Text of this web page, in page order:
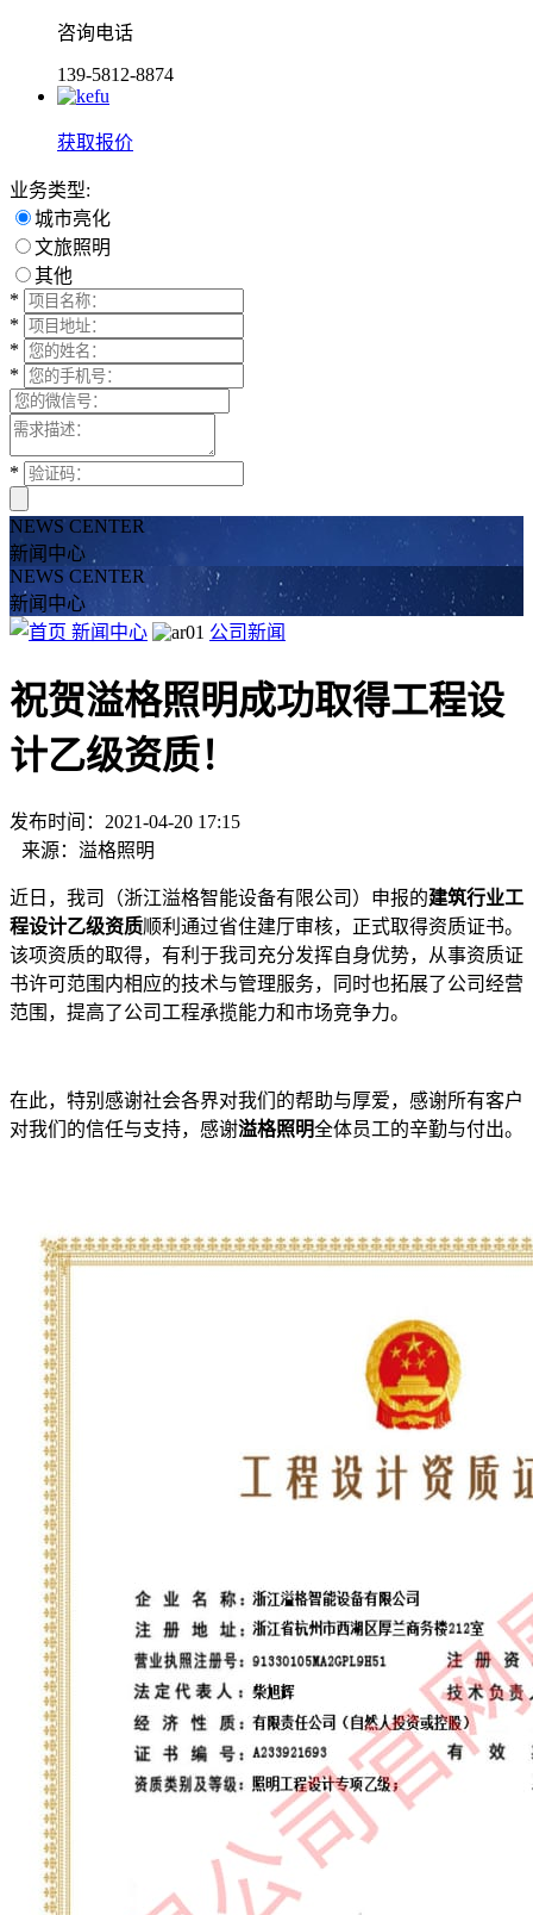
咨询电话
139-5812-8874
获取报价
业务类型:
城市亮化
文旅照明
其他
*
*
*
*
*
NEWS CENTER
新闻中心
NEWS CENTER
新闻中心
新闻中心
公司新闻
祝贺溢格照明成功取得工程设
计乙级资质！
发布时间：2021-04-20 17:15
来源：溢格照明
近日，我司（浙江溢格智能设备有限公司）申报的建筑行业工
程设计乙级资质顺利通过省住建厅审核，正式取得资质证书。
该项资质的取得，有利于我司充分发挥自身优势，从事资质证
书许可范围内相应的技术与管理服务，同时也拓展了公司经营
范围，提高了公司工程承揽能力和市场竞争力。
在此，特别感谢社会各界对我们的帮助与厚爱，感谢所有客户
对我们的信任与支持，感谢溢格照明全体员工的辛勤与付出。